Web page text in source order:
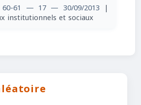
60-61 — 17 — 30/09/2013 |
institutionnels et sociaux